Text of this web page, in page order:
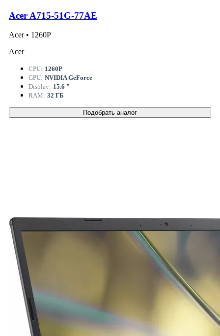
Acer A715-51G-77AE
Acer • 1260P
Acer
CPU: 1260P
GPU: NVIDIA GeForce
Display: 15.6 "
RAM: 32 ГБ
Подобрать аналог